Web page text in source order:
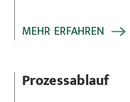
MEHR ERFAHREN
Prozessablauf